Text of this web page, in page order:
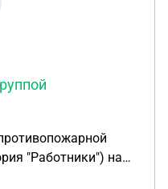
по-прежнему
с
стоит оформить
мне настойчиво
"Работники") на
(пожарного), у